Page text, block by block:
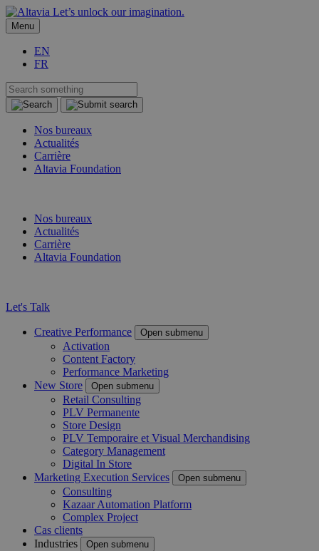
Let’s unlock our imagination.
Menu
EN
FR
Nos bureaux
Actualités
Carrière
Altavia Foundation
Nos bureaux
Actualités
Carrière
Altavia Foundation
Let's Talk
Creative Performance Open submenu
Activation
Content Factory
Performance Marketing
New Store
Open submenu
Retail Consulting
PLV Permanente
Store Design
PLV Temporaire et Visual Merchandising
Category Management
Digital In Store
Marketing Execution Services
Open submenu
Consulting
Kazaar Automation Platform
Complex Project
Cas clients
Industries
Open submenu